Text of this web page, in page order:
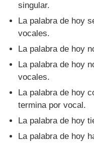
singular.
La palabra de hoy
vocales.
La palabra de hoy
La palabra de hoy
vocales.
La palabra de hoy
termina por vocal.
La palabra de hoy
La palabra de hoy